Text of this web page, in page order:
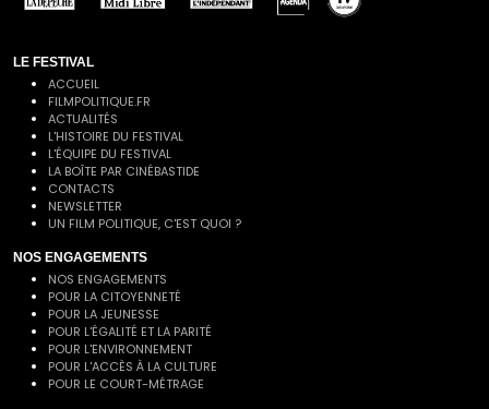
LE FESTIVAL
ACCUEIL
FILMPOLITIQUE.FR
ACTUALITÉS
L'HISTOIRE DU FESTIVAL
L'ÉQUIPE DU FESTIVAL
LA BOÎTE PAR CINÉBASTIDE
CONTACTS
NEWSLETTER
UN FILM POLITIQUE, C'EST QUOI ?
NOS ENGAGEMENTS
NOS ENGAGEMENTS
POUR LA CITOYENNETÉ
POUR LA JEUNESSE
POUR L'ÉGALITÉ ET LA PARITÉ
POUR L'ENVIRONNEMENT
POUR L'ACCÈS À LA CULTURE
POUR LE COURT-MÉTRAGE